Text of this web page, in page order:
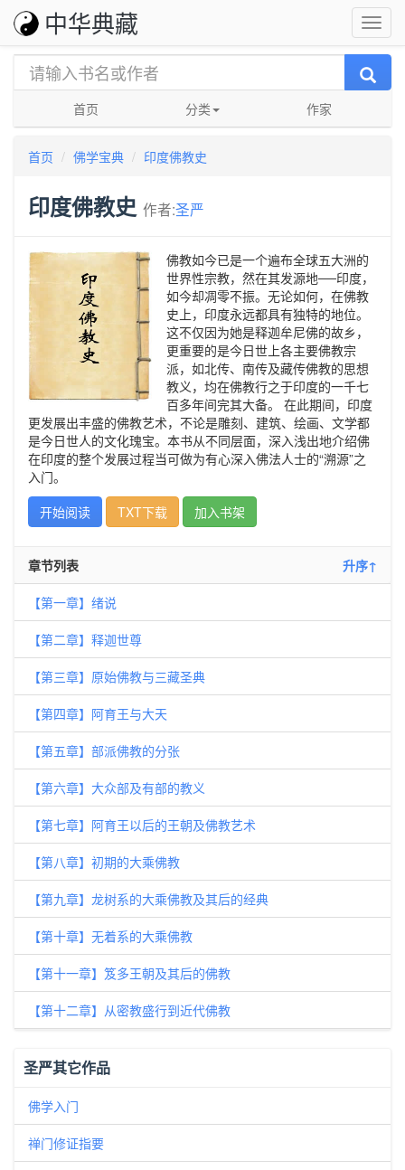
中华典藏
首页 分类 作家
首页 佛学宝典 印度佛教史
印度佛教史 作者:圣严
佛教如今已是一个遍布全球五大洲的
世界性宗教，然在其发源地──印度，
如今却凋零不振。无论如何，在佛教
史上，印度永远都具有独特的地位。
这不仅因为她是释迦牟尼佛的故乡，
更重要的是今日世上各主要佛教宗
派，如北传、南传及藏传佛教的思想
教义，均在佛教行之于印度的一千七
百多年间完其大备。 在此期间，印度
更发展出丰盛的佛教艺术，不论是雕刻、建筑、绘画、文学都
是今日世人的文化瑰宝。本书从不同层面，深入浅出地介绍佛
在印度的整个发展过程当可做为有心深入佛法人士的“溯源”之
入门。
开始阅读
TXT下载 加入书架
章节列表 升序↑
【第一章】绪说
【第二章】释迦世尊
【第三章】原始佛教与三藏圣典
【第四章】阿育王与大天
【第五章】部派佛教的分张
【第六章】大众部及有部的教义
【第七章】阿育王以后的王朝及佛教艺术
【第八章】初期的大乘佛教
【第九章】龙树系的大乘佛教及其后的经典
【第十章】无着系的大乘佛教
【第十一章】笈多王朝及其后的佛教
【第十二章】从密教盛行到近代佛教
圣严其它作品
佛学入门
禅门修证指要